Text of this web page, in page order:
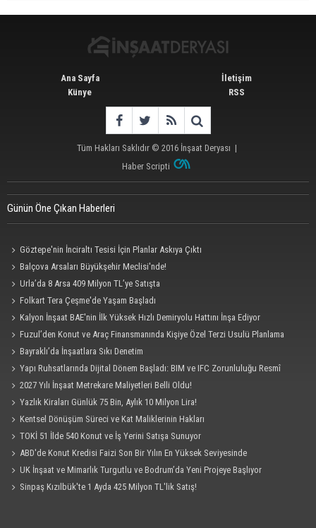
Ana Sayfa
Künye
İletişim
RSS
Tüm Hakları Saklıdır © 2016 İnşaat Deryası |
Haber Scripti
Günün Öne Çıkan Haberleri
Göztepe'nin İnciraltı Tesisi İçin Planlar Askıya Çıktı
Balçova Arsaları Büyükşehir Meclisi'nde!
Urla’da 8 Arsa 409 Milyon TL’ye Satışta
Folkart Tera Çeşme'de Yaşam Başladı
Kalyon İnşaat BAE'nin İlk Yüksek Hızlı Demiryolu Hattını İnşa Ediyor
Fuzul’den Konut ve Araç Finansmanında Kişiye Özel Terzi Usulü Planlama
Bayraklı’da İnşaatlara Sıkı Denetim
Yapı Ruhsatlarında Dijital Dönem Başladı: BIM ve IFC Zorunluluğu Resmî
Gazete'de
2027 Yılı İnşaat Metrekare Maliyetleri Belli Oldu!
Yazlık Kiraları Günlük 75 Bin, Aylık 10 Milyon Lira!
Kentsel Dönüşüm Süreci ve Kat Maliklerinin Hakları
TOKİ 51 İlde 540 Konut ve İş Yerini Satışa Sunuyor
ABD'de Konut Kredisi Faizi Son Bir Yılın En Yüksek Seviyesinde
UK İnşaat ve Mimarlık Turgutlu ve Bodrum’da Yeni Projeye Başlıyor
Sinpaş Kızılbük'te 1 Ayda 425 Milyon TL'lik Satış!